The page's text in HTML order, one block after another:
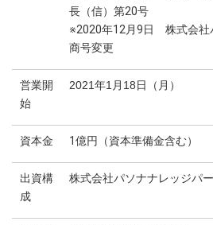
長（信）第20号
※2020年12月9日 株式会社
商号変更
営業開
始
2021年1月18日（月）
資本金 1億円（資本準備金含む）
出資構
成
株式会社パソナナレッジパ